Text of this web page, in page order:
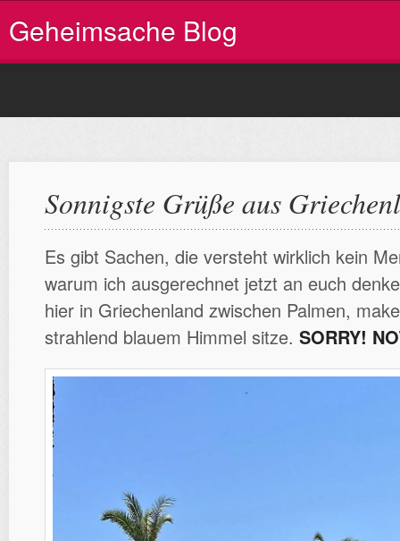
Geheimsache Blog
Sonnigste Grüße aus
Es gibt Sachen, die versteht wirklich kein
warum ich ausgerechnet jetzt an euch
hier in Griechenland zwischen Palmen,
strahlend blauem Himmel sitze. SORRY!